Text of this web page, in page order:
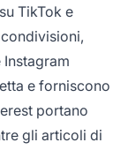
TikTok e
e forniscono
portano
gli articoli di